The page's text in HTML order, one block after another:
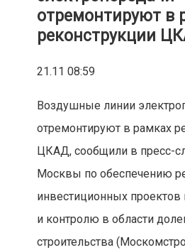
отремонтируют в
реконструкции
21.11 08:59
Воздушные линии
отремонтируют в рамках
ЦКАД, сообщили в пресс-
Москвы по обеспечению
инвестиционных проектов
и контролю в области
строительства